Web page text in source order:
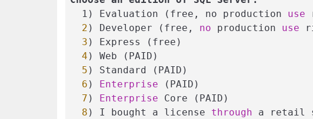
  1) Evaluation (free, no production
use
2 ) Developer (free, no production use
3 ) Express (free)
4 ) Web (PAID)
5 ) Standard (PAID)
6 ) Enterprise (PAID)
7 ) Enterprise Core (PAID)
8 ) I bought a license through a retail